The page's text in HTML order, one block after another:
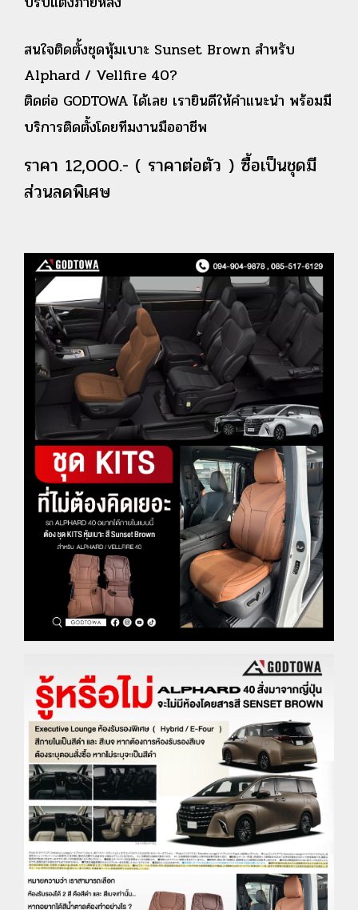
สนใจติดตั้งชุดหุ้มเบาะ Sunset Brown สำหรับ
Alphard / Vellfire 40?
ติดต่อ GODTOWA ได้เลย เรายินดีให้คำแนะนำ พร้อมมี
บริการติดตั้งโดยทีมงานมืออาชีพ
ราคา 12,000.- ( ราคาต่อตัว ) ซื้อเป็นชุดมี
ส่วนลดพิเศษ